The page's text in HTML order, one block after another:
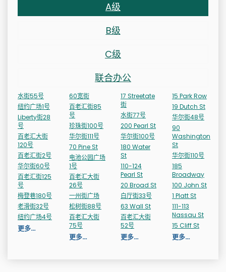
A级
B级
C级
联合办公
水街55号
纽约广场1号
Liberty街28
号
百老汇大街
120号
百老汇街2号
华尔街60号
百老汇街125
号
梅登巷180号
老滑街32号
纽约广场4号
更多…
60宽街
百老汇街85
号
珍珠街100号
华尔街111号
70 Pine St
电池公园广场
1号
百老汇大街
26号
一州街广场
松树街88号
百老汇大街
75号
更多…
17 Streetate
街
水街77号
200 Pearl St
华尔街100号
180 Water
St
110-124
Pearl St
20 Broad St
白厅街33号
63 Wall St
百老汇大街
52号
更多…
15 Park Row
19 Dutch St
华尔街48号
90
Washington
St
华尔街110号
185
Broadway
100 John St
1 Platt St
111-113
Nassau St
15 Cliff St
更多…